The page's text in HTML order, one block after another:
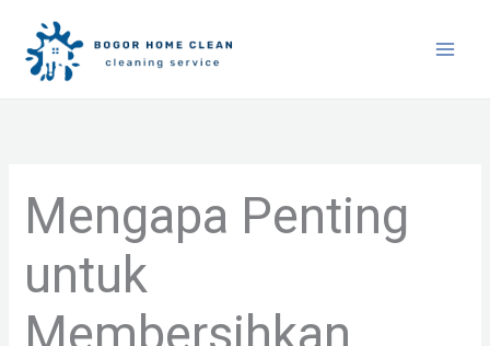
content
Mengapa Penting
untuk